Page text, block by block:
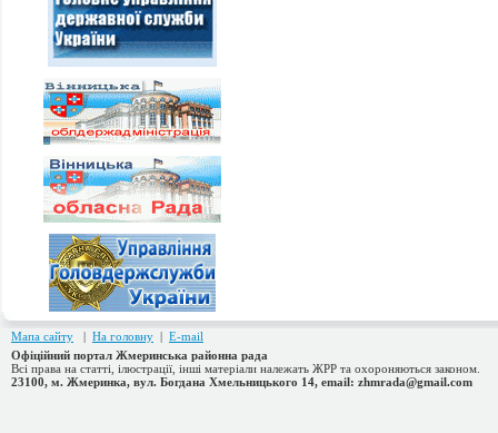
Мапа сайту | На головну | E-mail
Офіційний портал Жмеринська районна рада
Всі права на статті, ілюстрації, інші матеріали належать ЖРР та охороняються законом.
23100, м. Жмеринка, вул. Богдана Хмельницького 14, email: zhmrada@gmail.com